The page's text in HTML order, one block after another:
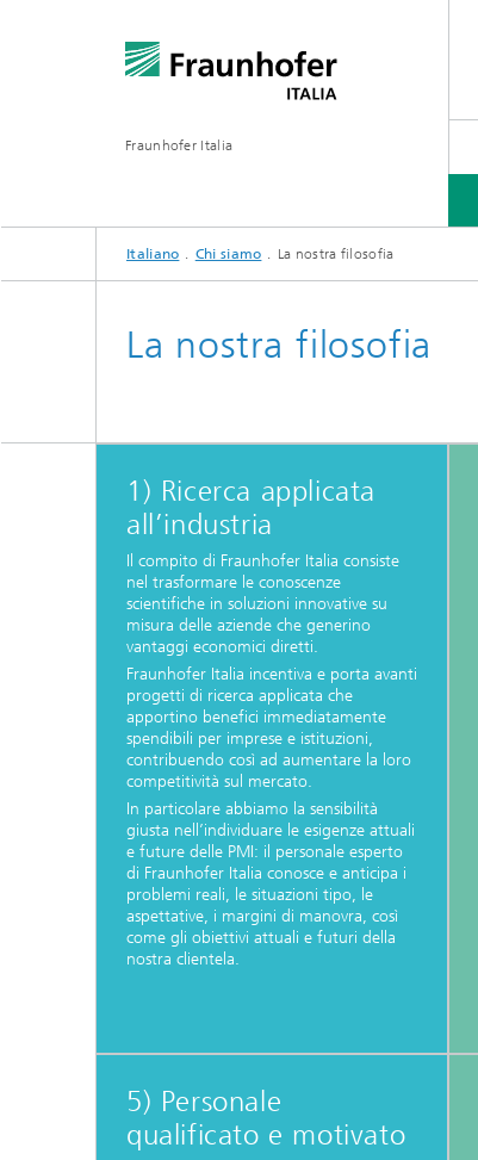
Fraunhofer Italia
SERVIZI
RICERCA
CENTRO APPLICATIVO ARENA
EVENTI
Italiano Chi siamo La nostra filosofia
La nostra filosofia
1) Ricerca applicata
all’industria
Il compito di Fraunhofer Italia consiste
nel trasformare le conoscenze
scientifiche in soluzioni innovative su
misura delle aziende che generino
vantaggi economici diretti.
Fraunhofer Italia incentiva e porta avanti
progetti di ricerca applicata che
apportino benefici immediatamente
spendibili per imprese e istituzioni,
contribuendo così ad aumentare la loro
competitività sul mercato.
In particolare abbiamo la sensibilità
giusta nell’individuare le esigenze attuali
e future delle PMI: il personale esperto
di Fraunhofer Italia conosce e anticipa i
problemi reali, le situazioni tipo, le
aspettative, i margini di manovra, così
come gli obiettivi attuali e futuri della
nostra clientela.
5) Personale
qualificato e motivato